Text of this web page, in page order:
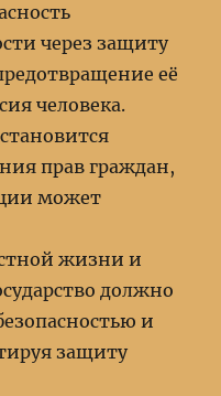
через защиту
её
человека.
прав граждан,
может
жизни и
должно
и
защиту